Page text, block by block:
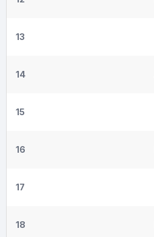
13
14
15
16
17
18